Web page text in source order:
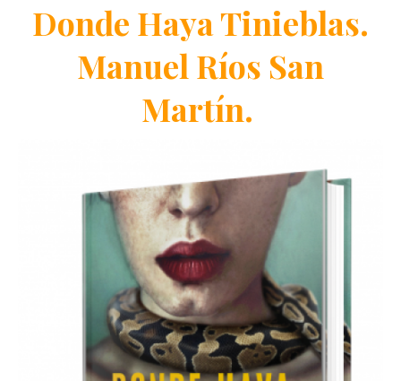
Donde Haya Tinieblas.
Manuel Ríos San
Martín.